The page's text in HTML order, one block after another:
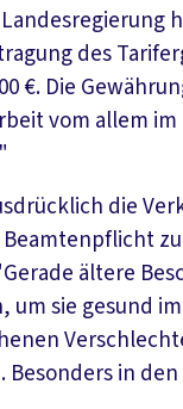
des
€. Die
vom allem
die
ältere
sie gesund
in